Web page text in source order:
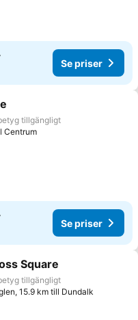
Se priser
till i Mina Favoriter
tillgängligt
Centrum
Se priser
till i Mina Favoriter
Square
tillgängligt
15.9 km till Dundalk